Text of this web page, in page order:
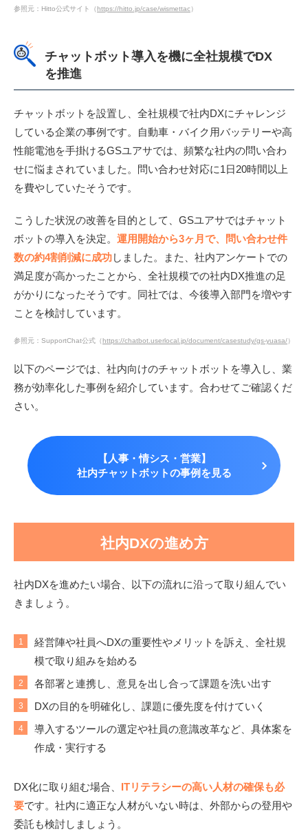
参照元：Hitto公式サイト（https://hitto.jp/case/wismettac）
チャットボット導入を機に全社規模でDX
を推進
チャットボットを設置し、全社規模で社内DXにチャレンジ
している企業の事例です。自動車・バイク用バッテリーや高
性能電池を手掛けるGSユアサでは、頻繁な社内の問い合わ
せに悩まされていました。問い合わせ対応に1日20時間以上
を費やしていたそうです。
こうした状況の改善を目的として、GSユアサではチャット
ボットの導入を決定。 運用開始から3ヶ月で、問い合わせ件
数の約4割削減に成功しました。また、社内アンケートでの
満足度が高かったことから、全社規模での社内DX推進の足
がかりになったそうです。同社では、今後導入部門を増やす
ことを検討しています。
参照元：SupportChat公式（https://chatbot.userlocal.jp/document/casestudy/gs-yuasa/）
以下のページでは、社内向けのチャットボットを導入し、業
務が効率化した事例を紹介しています。合わせてご確認くだ
さい。
【人事・情シス・営業】
社内チャットボットの事例を見る
社内DXの進め方
社内DXを進めたい場合、以下の流れに沿って取り組んでい
きましょう。
経営陣や社員へDXの重要性やメリットを訴え、全社規
模で取り組みを始める
各部署と連携し、意見を出し合って課題を洗い出す
DXの目的を明確化し、課題に優先度を付けていく
導入するツールの選定や社員の意識改革など、具体案を
作成・実行する
DX化に取り組む場合、 ITリテラシーの高い人材の確保も必
要です。社内に適正な人材がいない時は、外部からの登用や
委託も検討しましょう。